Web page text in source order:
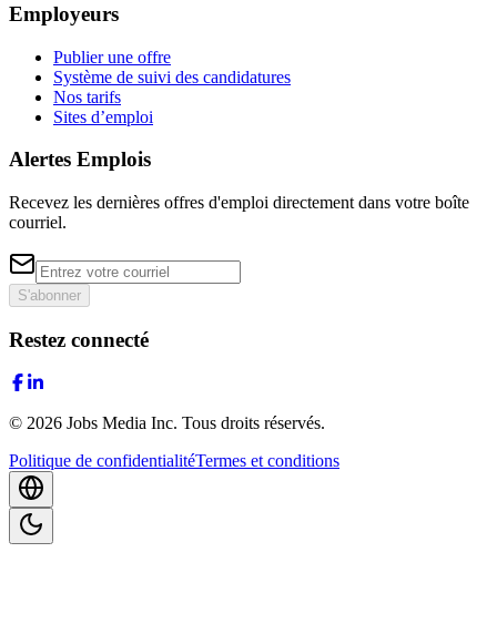
Employeurs
Publier une offre
Système de suivi des candidatures
Nos tarifs
Sites d’emploi
Alertes Emplois
Recevez les dernières offres d'emploi directement dans votre boîte
courriel.
S'abonner
Restez connecté
© 2026 Jobs Media Inc. Tous droits réservés.
Politique de confidentialitéTermes et conditions